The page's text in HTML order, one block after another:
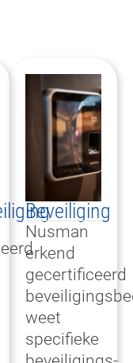
Beveiliging
Nusman
erkend
gecertificeerd
weet
specifieke